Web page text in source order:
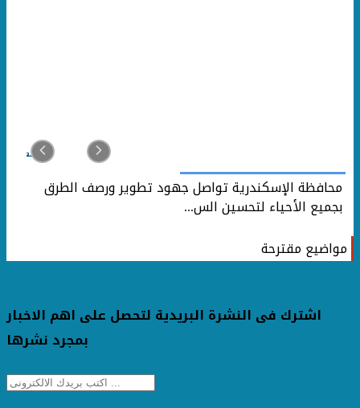
محافظة الإسكندرية تواصل جهود تطوير ورصف الطرق
بجميع الأحياء لتحسين الس...
مواضيع مقترحة
اشترك فى النشرة البريدية لتحصل على اهم الاخبار
بمجرد نشرها